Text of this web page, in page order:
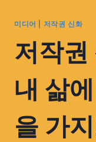
미디어 저작권 신화
저작
내 삶
을 가